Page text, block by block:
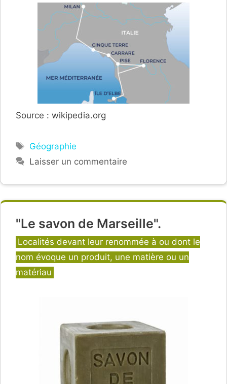
Source : wikipedia.org
Étiquettes
Géographie
Laisser un commentaire
"Le savon de Marseille".
Catégories
Localités devant leur renommée à ou dont le
nom évoque un produit, une matière ou un
matériau